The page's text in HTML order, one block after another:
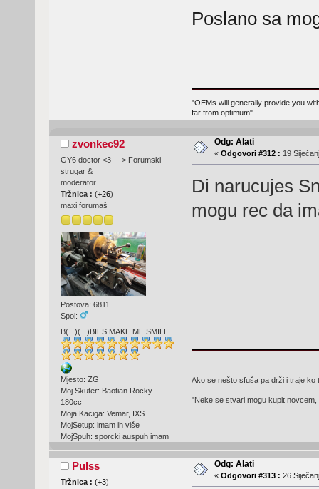
Poslano sa
"OEMs will generally provide you
far from optimum"
zvonkec92
GY6 doctor <3 ---> Forumski
strugar &
moderator
Tržnica : (+26)
maxi forumaš
Postova: 6811
Spol:
B( . )( . )BIES MAKE ME SMILE
Mjesto: ZG
Moj Skuter: Baotian Rocky
180cc
Moja Kaciga: Vemar, IXS
MojSetup: imam ih više
MojSpuh: sporcki auspuh imam
Odg: Alati
« Odgovori #312 : 19
Di narucujes
mogu rec da
Ako se nešto sfuša pa drži i traje
"Neke se stvari mogu kupit
Pulss
Tržnica : (+3)
Odg: Alati
« Odgovori #313 : 26